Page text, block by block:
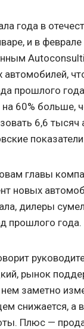
года в
и в
автомобилей,
прошлого
на 60% больше,
6,6
показатели.
главы
новых
дилеры
прошлого года.
рынок
заметно
снижается, а
Плюс —